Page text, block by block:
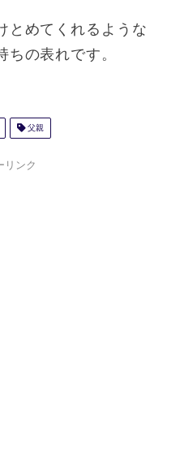
とめてくれるような
の表れです。
父親
リンク